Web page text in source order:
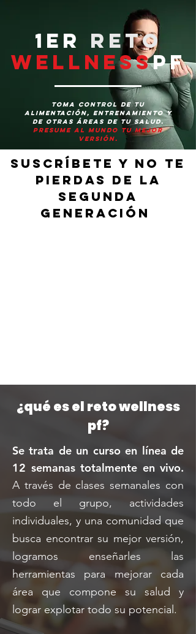
1er
RETO
WELLNESSPF
toma control de tu
alimentación, entrenamiento y
de otras áreas de tu salud.
presume al mundo tu mejor
versión.
SUSCRÍBETE Y NO TE
PIERDAS DE LA
SEGUNDA
GENERACIÓN
¿qué es el reto wellness
pf?
Se trata de un curso en línea de
12 semanas totalmente en vivo.
A través de clases semanales con
todo el grupo, actividades
individuales, y una comunidad que
busca encontrar su mejor versión,
logramos enseñarles las
herramientas para mejorar cada
área que compone su salud y
lograr explotar todo su potencial.